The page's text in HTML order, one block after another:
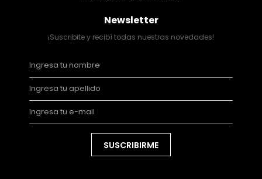
Newsletter
¡Suscribite y recibí todas nuestras novedades!
SUSCRIBIRME